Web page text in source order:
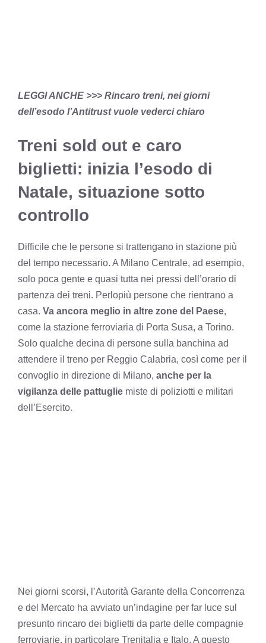
LEGGI ANCHE >>> Rincaro treni, nei giorni
dell’esodo l’Antitrust vuole vederci chiaro
Treni sold out e caro
biglietti: inizia l’esodo di
Natale, situazione sotto
controllo
Difficile che le persone si trattengano in stazione più
del tempo necessario. A Milano Centrale, ad esempio,
solo poca gente e quasi tutta nei pressi dell’orario di
partenza dei treni. Perlopiù persone che rientrano a
casa. Va ancora meglio in altre zone del Paese,
come la stazione ferroviaria di Porta Susa, a Torino.
Solo qualche decina di persone sulla banchina ad
attendere il treno per Reggio Calabria, così come per il
convoglio in direzione di Milano, anche per la
vigilanza delle pattuglie miste di poliziotti e militari
dell’Esercito.
Nei giorni scorsi, l’Autorità Garante della Concorrenza
e del Mercato ha avviato un’indagine per far luce sul
presunto rincaro dei biglietti da parte delle compagnie
ferroviarie, in particolare Trenitalia e Italo. A questo